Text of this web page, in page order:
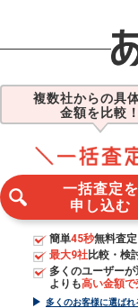
複数社からの具
金額を比較！
一括査定を
申し込む
簡単45秒無料査定
最大9社比較・検
多くのユーザーが
よりも高い金額で
多くのお客様に選ばれ